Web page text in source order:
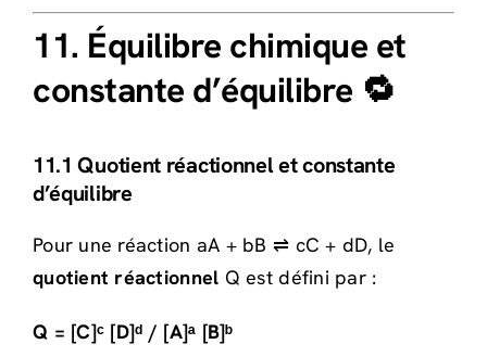
11. Équilibre chimique et
constante d’équilibre 🔁
11.1 Quotient réactionnel et constante
d’équilibre
Pour une réaction aA + bB ⇌ cC + dD, le
quotient réactionnel Q est défini par :
Q = [C]ᶜ [D]ᵈ / [A]ᵃ [B]ᵇ